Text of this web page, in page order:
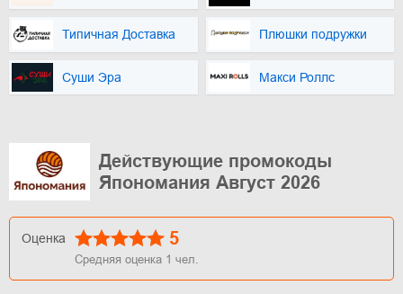
Типичная Доставка Плюшки подружки
Суши Эра Макси Роллс
Действующие промокоды
Япономания Август 2026
Оценка 5
Средняя оценка 1 чел.